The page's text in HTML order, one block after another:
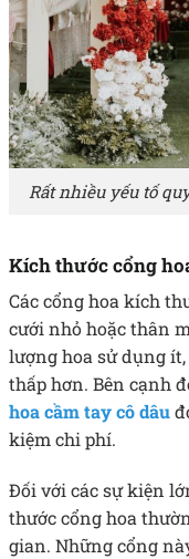
Rất nhiều yếu tố
Kích thước cổng
Các cổng hoa kích
cưới nhỏ hoặc thân
lượng hoa sử dụng
thấp hơn. Bên cạnh
hoa cầm tay cô dâu
kiệm chi phí.
Đối với các sự kiện
thước cổng hoa
gian. Những cổng